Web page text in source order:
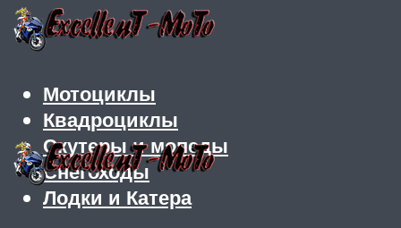
Мотоциклы
Квадроциклы
Скутеры и мопеды
Снегоходы
Лодки и Катера